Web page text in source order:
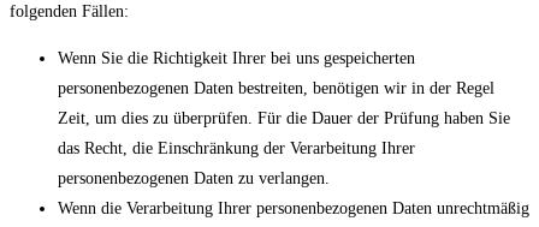
folgenden Fällen:
Wenn Sie die Richtigkeit Ihrer bei uns gespeicherten
personenbezogenen Daten bestreiten, benötigen wir in der Regel
Zeit, um dies zu überprüfen. Für die Dauer der Prüfung haben Sie
das Recht, die Einschränkung der Verarbeitung Ihrer
personenbezogenen Daten zu verlangen.
Wenn die Verarbeitung Ihrer personenbezogenen Daten unrechtmäßig